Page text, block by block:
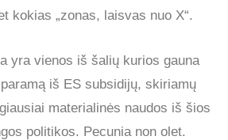
kokias „zonas, laisvas nuo X“.
yra vienos iš šalių kurios gauna
iš ES subsidijų, skiriamų
materialinės naudos iš šios
politikos. Pecunia non olet.